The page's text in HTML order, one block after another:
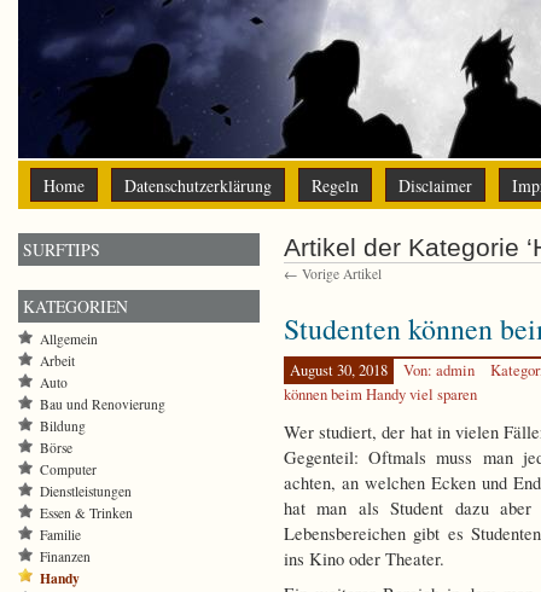
Home Datenschutzerklärung Regeln Disclaimer
Artikel der Kategorie
← Vorige Artikel
Studenten können
August 30, 2018 Von: admin
können beim Handy viel sparen
Wer studiert, der hat in vielen
Gegenteil: Oftmals muss man
achten, an welchen Ecken und
hat man als Student dazu aber
Lebensbereichen gibt es
ins Kino oder Theater.
SURFTIPS
KATEGORIEN
Allgemein
Arbeit
Auto
Bau und Renovierung
Bildung
Börse
Computer
Dienstleistungen
Essen & Trinken
Familie
Finanzen
Handy